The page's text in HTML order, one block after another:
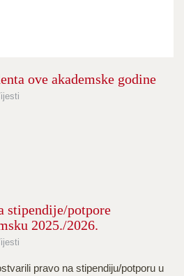
ove akademske godine
stipendije/potpore
2025./2026.
pravo na stipendiju/potporu u